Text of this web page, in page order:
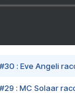
#30 : Eve Angeli
#29 : MC Solaar